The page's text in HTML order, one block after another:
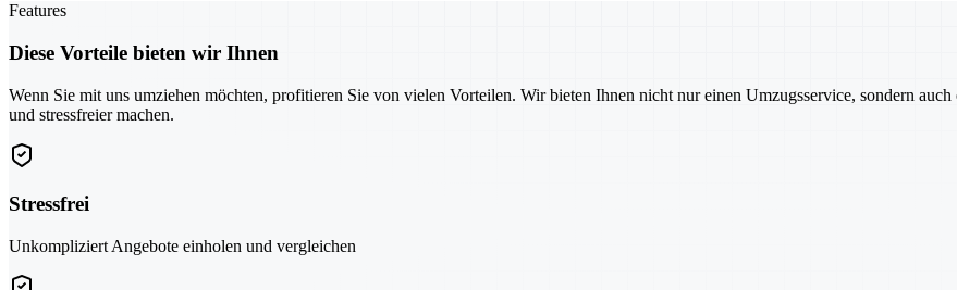
Features
Diese Vorteile bieten wir Ihnen
Wenn Sie mit uns umziehen möchten, profitieren Sie von vielen Vorteilen. Wir bieten Ihnen nicht nur einen Umzugsservice, sondern
und stressfreier machen.
Stressfrei
Unkompliziert Angebote einholen und vergleichen